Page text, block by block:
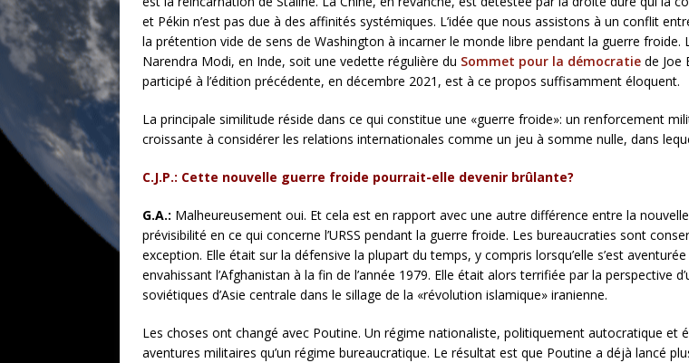
et Pékin n’est pas due à des affinités systémiques. L’idée que nous assistons à un conflit
la prétention vide de sens de Washington à incarner le monde libre pendant la guerre
Narendra Modi, en Inde, soit une vedette régulière du Sommet pour la démocratie de Joe
participé à l’édition précédente, en décembre 2021, est à ce propos suffisamment éloquent.
La principale similitude réside dans ce qui constitue une «guerre froide»: un renforcement
croissante à considérer les relations internationales comme un jeu à somme nulle, dans
C.J.P.: Cette nouvelle guerre froide pourrait-elle devenir brûlante?
G.A.: Malheureusement oui. Et cela est en rapport avec une autre différence entre la
prévisibilité en ce qui concerne l’URSS pendant la guerre froide. Les bureaucraties sont
exception. Elle était sur la défensive la plupart du temps, y compris lorsqu’elle s’est
envahissant l’Afghanistan à la fin de l’année 1979. Elle était alors terrifiée par la perspective
soviétiques d’Asie centrale dans le sillage de la «révolution islamique» iranienne.
Les choses ont changé avec Poutine. Un régime nationaliste, politiquement autocratique et
aventures militaires qu’un régime bureaucratique. Le résultat est que Poutine a déjà lancé